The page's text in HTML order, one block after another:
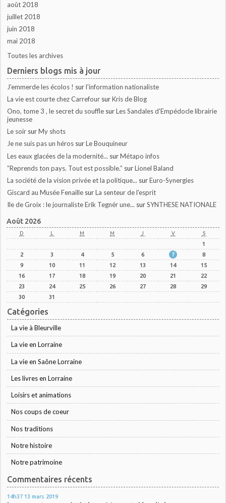
août 2018
juillet 2018
juin 2018
mai 2018
Toutes les archives
Derniers blogs mis à jour
J’emmerde les écolos ! surl'information nationaliste
La vie est courte chez Carrefour surKris de Blog
Ono, tome 3 , le secret du souffle surLes Sandales d'Empédocle librairie
jeunesse
Le soir surMy shots
Je ne suis pas un héros surLe Bouquineur
Les eaux glacées de la modernité... surMétapo infos
”Reprends ton pays. Tout est possible.” surLionel Baland
La société de la vision privée et la politique... surEuro-Synergies
Giscard au Musée Fenaille surLa senteur de l'esprit
Ile de Groix : le journaliste Erik Tegnér une... surSYNTHESE NATIONALE
Août 2026
D L M M J V S
1
2
3 4 5 6 7
8
9
10 11 12 13 14
15
16
17 18 19 20 21
22
23
24 25 26 27 28
29
30
31
Catégories
La vie à Bleurville
La vie en Lorraine
La vie en Saône Lorraine
Les livres en Lorraine
Loisirs et animations
Nos coups de coeur
Nos traditions
Notre histoire
Notre patrimoine
Commentaires récents
14h37 13 mars 2019